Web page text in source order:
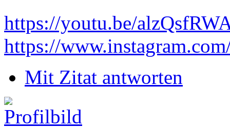
https://youtu.be/
https://
Mit Zitat antworten